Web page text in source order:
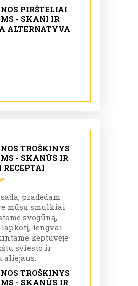
PIRŠTELIAI
- SKANI IR
ALTERNATYVA
TROŠKINYS
- SKANŪS IR
pradedam
mūsų smulkiai
svogūną,
lengvai
keptuvėje
sviesto ir
aliejaus.
TROŠKINYS
- SKANŪS IR